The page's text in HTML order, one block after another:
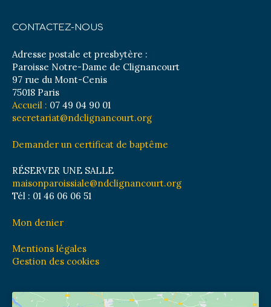
CONTACTEZ-NOUS
Adresse postale et presbytère :
Paroisse Notre-Dame de Clignancourt
97 rue du Mont-Cenis
75018 Paris
Accueil : 07 49 04 90 01
secretariat@ndclignancourt.org
Demander un certificat de baptême
RÉSERVER UNE SALLE
maisonparoissiale@ndclignancourt.org
Tél : 01 46 06 06 51
Mon denier
Mentions légales
Gestion des cookies